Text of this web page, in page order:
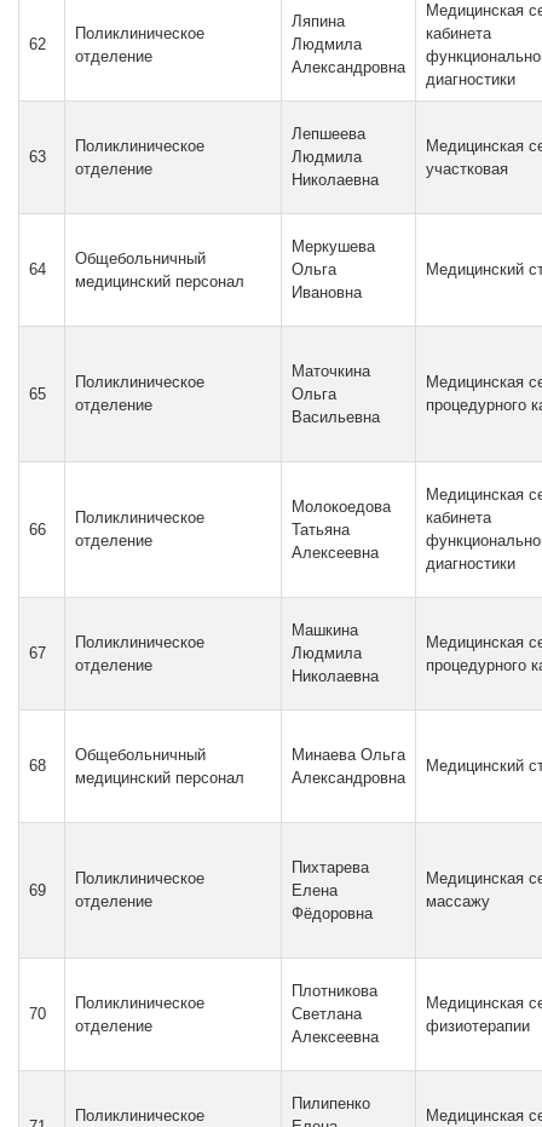
62
Поликлиническое
отделение
Ляпина
Людмила
Александровна
Медицинская
кабинета
диагностики
63
Поликлиническое
отделение
Лепшеева
Людмила
Николаевна
Медицинская
участковая
64
Общебольничный
медицинский персонал
Меркушева
Ольга
Ивановна
Медицинский
65
Поликлиническое
отделение
Маточкина
Ольга
Васильевна
Медицинская
процедурного
66
Поликлиническое
отделение
Молокоедова
Татьяна
Алексеевна
Медицинская
кабинета
диагностики
67
Поликлиническое
отделение
Машкина
Людмила
Николаевна
Медицинская
процедурного
68
Общебольничный
медицинский персонал
Минаева Ольга
Александровна
Медицинский
69
Поликлиническое
отделение
Пихтарева
Елена
Фёдоровна
Медицинская
массажу
70
Поликлиническое
отделение
Плотникова
Светлана
Алексеевна
Медицинская
физиотерапии
Поликлиническое
Пилипенко
Медицинская